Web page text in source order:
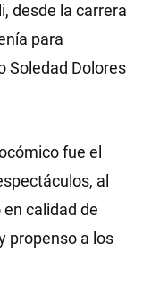
desde la carrera
para
Soledad Dolores
fue el
al
calidad de
propenso a los